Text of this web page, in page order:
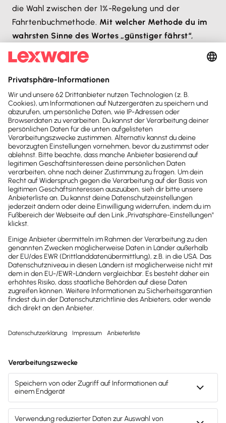
die Wahl zwischen der 1%-Regelung und der
Fahrtenbuchmethode. Mit welcher Methode du im
wahrsten Sinne des Wortes „günstiger fährst“,
hängt von verschiedenen Faktoren ab:
Umfang der Privatnutzung
Entfernung der Arbeitsstätte zur Wohnung
Fahrzeug-Modell und Bruttolistenpreis
Grundsätzlich gilt:
Die1-Prozent-Regelrentiert sich steuerlich, wenn du
den Firmenwagen häufig privat nutzt und damit
regelmäßig weite Strecken fährst.
Mit einem Fahrtenbuch
sparst du hingegen vor
allem, wenn der private Nutzungsanteil relativ
geringist.
Ausführliche Informationen zur 1-Prozent Regel und
zur Fahrtenbuchmethode findest du in den
folgenden Beiträgen: